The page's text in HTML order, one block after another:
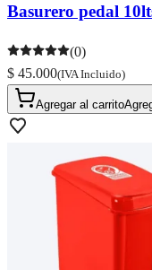
Basurero pedal
(0)
$ 45.000(IVA Incluido)
Agregar al carrito